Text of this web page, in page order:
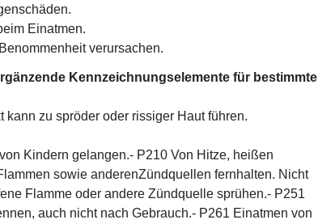
Einatmen.
verursachen.
Kennzeichnungselemente für bestimmte
zu spröder oder rissiger Haut führen.
Kindern gelangen.- P210 Von Hitze, heißen
sowie anderenZündquellen fernhalten. Nicht
Flamme oder andere Zündquelle sprühen.- P251
auch nicht nach Gebrauch.- P261 Einatmen von